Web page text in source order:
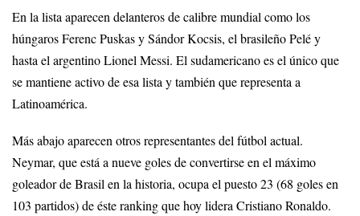
En la lista aparecen delanteros de calibre mundial como los
húngaros Ferenc Puskas y Sándor Kocsis, el brasileño Pelé y
hasta el argentino Lionel Messi. El sudamericano es el único que
se mantiene activo de esa lista y también que representa a
Latinoamérica.
Más abajo aparecen otros representantes del fútbol actual.
Neymar, que está a nueve goles de convertirse en el máximo
goleador de Brasil en la historia, ocupa el puesto 23 (68 goles en
103 partidos) de éste ranking que hoy lidera Cristiano Ronaldo.